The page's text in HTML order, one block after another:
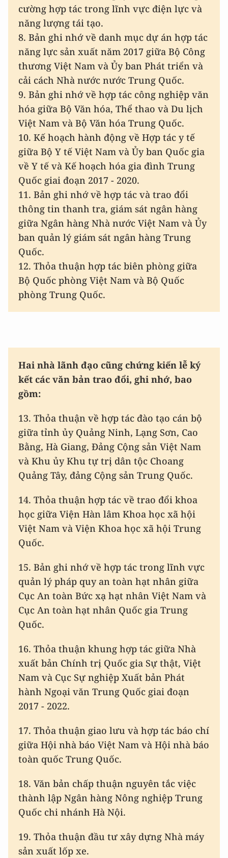
cường hợp tác trong lĩnh vực điện lực và
năng lượng tái tạo.
8. Bản ghi nhớ về danh mục dự án hợp tác
năng lực sản xuất năm 2017 giữa Bộ Công
thương Việt Nam và Ủy ban Phát triển và
cải cách Nhà nước nước Trung Quốc.
9. Bản ghi nhớ về hợp tác công nghiệp văn
hóa giữa Bộ Văn hóa, Thể thao và Du lịch
Việt Nam và Bộ Văn hóa Trung Quốc.
10. Kế hoạch hành động về Hợp tác y tế
giữa Bộ Y tế Việt Nam và Ủy ban Quốc gia
về Y tế và Kế hoạch hóa gia đình Trung
Quốc giai đoạn 2017 - 2020.
11. Bản ghi nhớ về hợp tác và trao đổi
thông tin thanh tra, giám sát ngân hàng
giữa Ngân hàng Nhà nước Việt Nam và Ủy
ban quản lý giám sát ngân hàng Trung
Quốc.
12. Thỏa thuận hợp tác biên phòng giữa
Bộ Quốc phòng Việt Nam và Bộ Quốc
phòng Trung Quốc.
Hai nhà lãnh đạo cũng chứng kiến lễ ký
kết các văn bản trao đổi, ghi nhớ, bao
gồm:
13. Thỏa thuận về hợp tác đào tạo cán bộ
giữa tỉnh ủy Quảng Ninh, Lạng Sơn, Cao
Bằng, Hà Giang, Đảng Cộng sản Việt Nam
và Khu ủy Khu tự trị dân tộc Choang
Quảng Tây, đảng Cộng sản Trung Quốc.
14. Thỏa thuận hợp tác về trao đổi khoa
học giữa Viện Hàn lâm Khoa học xã hội
Việt Nam và Viện Khoa học xã hội Trung
Quốc.
15. Bản ghi nhớ về hợp tác trong lĩnh vực
quản lý pháp quy an toàn hạt nhân giữa
Cục An toàn Bức xạ hạt nhân Việt Nam và
Cục An toàn hạt nhân Quốc gia Trung
Quốc.
16. Thỏa thuận khung hợp tác giữa Nhà
xuất bản Chính trị Quốc gia Sự thật, Việt
Nam và Cục Sự nghiệp Xuất bản Phát
hành Ngoại văn Trung Quốc giai đoạn
2017 - 2022.
17. Thỏa thuận giao lưu và hợp tác báo chí
giữa Hội nhà báo Việt Nam và Hội nhà báo
toàn quốc Trung Quốc.
18. Văn bản chấp thuận nguyên tắc việc
thành lập Ngân hàng Nông nghiệp Trung
Quốc chi nhánh Hà Nội.
19. Thỏa thuận đầu tư xây dựng Nhà máy
sản xuất lốp xe.